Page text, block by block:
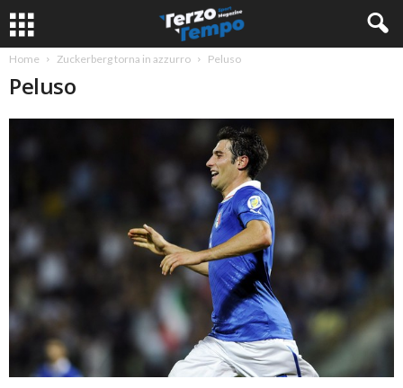
Home Zuckerberg torna in azzurro Peluso
Peluso